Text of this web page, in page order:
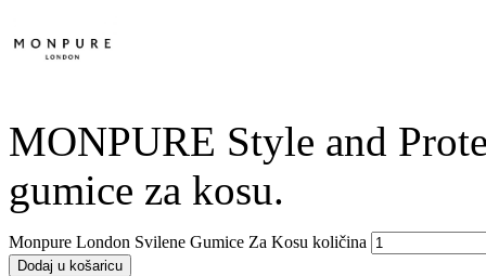
MONPURE Style and
gumice za kosu.
Monpure London Svilene Gumice Za Kosu količina
Dodaj u košaricu